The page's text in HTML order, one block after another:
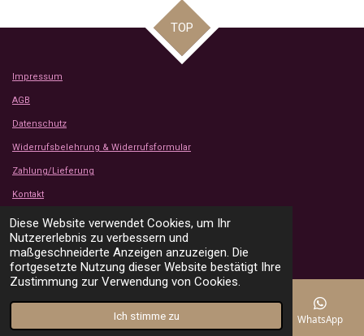
Diese Website verwendet Cookies, um Ihr
Nutzererlebnis zu verbessern und
maßgeschneiderte Anzeigen anzuzeigen. Die
fortgesetzte Nutzung dieser Website bestätigt Ihre
Zustimmung zur Verwendung von Cookies.
Ich stimme zu
TOP
Impressum
AGB
Datenschutz
Widerrufsbelehrung & Widerrufsformular
Zahlung/Lieferung
Kontakt
Kundenbewertungen
© 2024 - 2026 Tanjas Stoffe Shop
Mit Unterstützung von Webador
Telefon Karte WhatsApp